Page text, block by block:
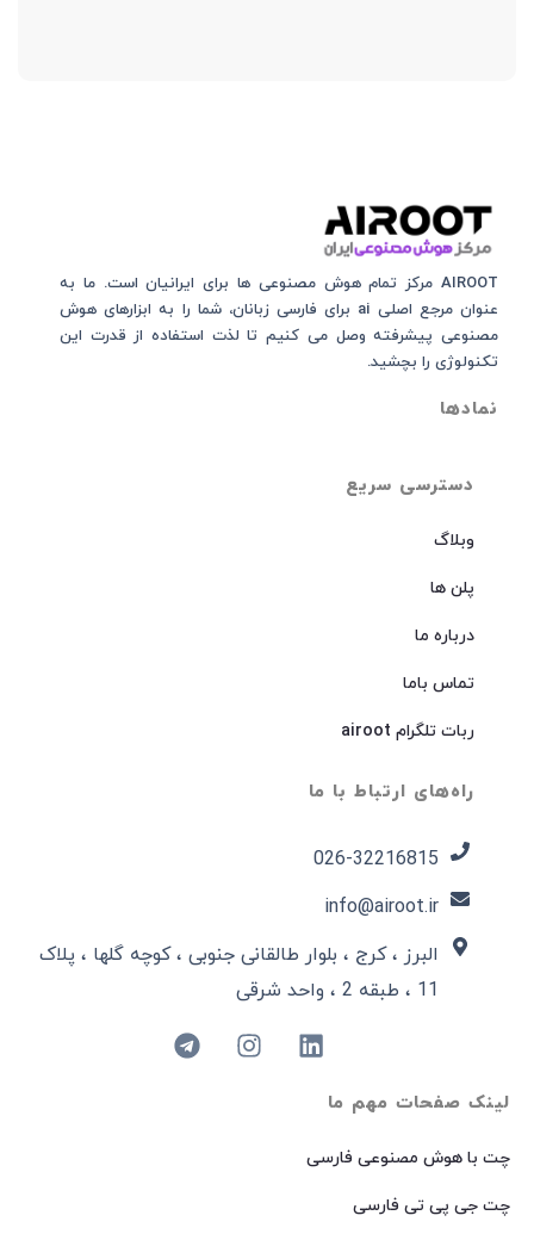
لینک صفحات مهم ما
چت با هوش مصنوعی فارسی
چت جی پی تی فارسی
دسترسی سریع
وبلاگ
پلن ها
درباره ما
تماس باما
ربات تلگرام airoot
راه‌های ارتباط با ما
026-32216815​
info@airoot.ir
البرز ، کرج ، بلوار طالقانی جنوبی ، کوچه گلها ، پلاک
11 ، طبقه 2 ، واحد شرقی
AIROOT مرکز تمام هوش مصنوعی‌‌‌ ها برای ایرانیان است. ما به
عنوان مرجع اصلی ai برای فارسی زبانان، شما را به ابزارهای هوش
مصنوعی پیشرفته وصل می کنیم تا لذت استفاده از قدرت این
تکنولوژی را بچشید.
نمادها